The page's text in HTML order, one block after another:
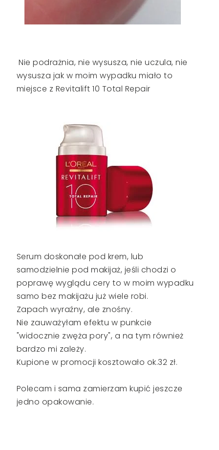
Nie podrażnia, nie wysusza, nie uczula, nie
wysusza jak w moim wypadku miało to
miejsce z Revitalift 10 Total Repair
Serum doskonałe pod krem, lub
samodzielnie pod makijaż, jeśli chodzi o
poprawę wyglądu cery to w moim wypadku
samo bez makijażu już wiele robi.
Zapach wyraźny, ale znośny.
Nie zauważyłam efektu w punkcie
"widocznie zwęża pory", a na tym również
bardzo mi zależy.
Kupione w promocji kosztowało ok.32 zł.
Polecam i sama zamierzam kupić jeszcze
jedno opakowanie.